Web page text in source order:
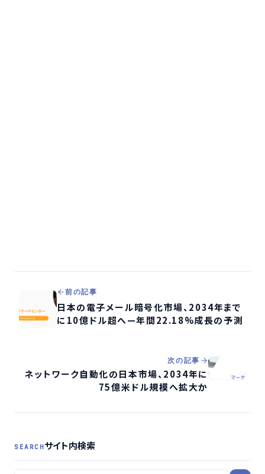
前の記事
日本の電子メール暗号化市場、2034年まで
に10億ドル超へ—年間22.18%成長の予測
次の記事
ネットワーク自動化の日本市場、2034年に
75億米ドル規模へ拡大か
SEARCHサイト内検索